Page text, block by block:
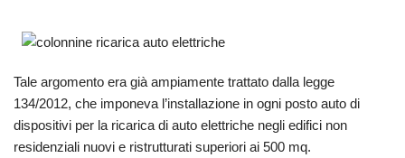
Tale argomento era già ampiamente trattato dalla legge
134/2012, che imponeva l’installazione in ogni posto auto di
dispositivi per la ricarica di auto elettriche negli edifici non
residenziali nuovi e ristrutturati superiori ai 500 mq.